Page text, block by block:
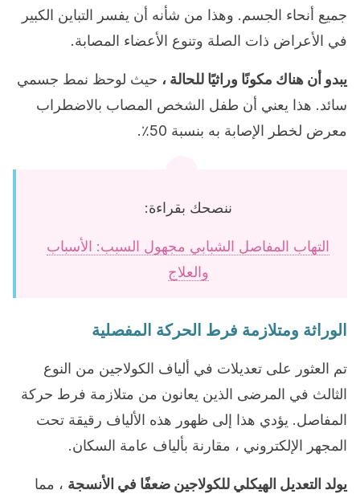
جميع أنحاء الجسم. وهذا من شأنه أن يفسر التباين الكبير
في الأعراض ذات الصلة وتنوع الأعضاء المصابة.
يبدو أن هناك مكونًا وراثيًا للحالة ، حيث لوحظ نمط جسمي
سائد. هذا يعني أن طفل الشخص المصاب بالاضطراب
معرض لخطر الإصابة به بنسبة 50٪.
ننصحك بقراءة:
التهاب المفاصل الشبابي مجهول السبب: الأسباب
والعلاج
الوراثة ومتلازمة فرط الحركة المفصلية
تم العثور على تعديلات في ألياف الكولاجين من النوع
الثالث في المرضى الذين يعانون من متلازمة فرط حركة
المفاصل. يؤدي هذا إلى ظهور هذه الألياف رقيقة تحت
المجهر الإلكتروني ، مقارنة بألياف عامة السكان.
يولد التعديل الهيكلي للكولاجين ضعفًا في الأنسجة ، مما